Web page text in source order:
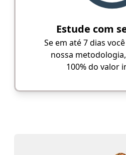
Estude com
Se em até 7 dias
nossa
100% do valor